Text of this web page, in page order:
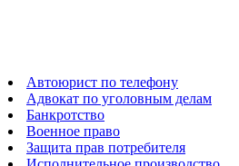
Автоюрист по телефону
Адвокат по уголовным делам
Банкротство
Военное право
Защита прав потребителя